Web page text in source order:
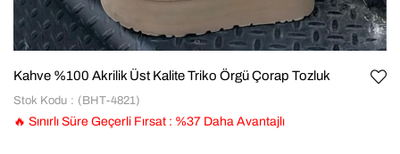
Kahve %100 Akrilik Üst Kalite Triko Örgü Çorap Tozluk
Stok Kodu (BHT-4821)
🔥 Sınırlı Süre Geçerli Fırsat : %37 Daha Avantajlı